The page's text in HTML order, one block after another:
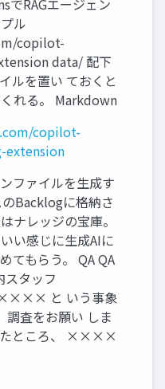
RAGエージェン
ル
copilot-
data/ 配下
ルを置い ておくと
れる。 Markdown
copilot-
extension
ファイルを生成す
Backlogに格納さ
ナレッジの宝庫。
い感じに生成AIに
てもらう。 QA QA
スタッフ
×××× と いう事象
調査をお願い しま
たところ、 ××××